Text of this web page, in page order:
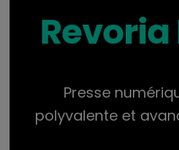
Revoria
Presse
polyvalente et